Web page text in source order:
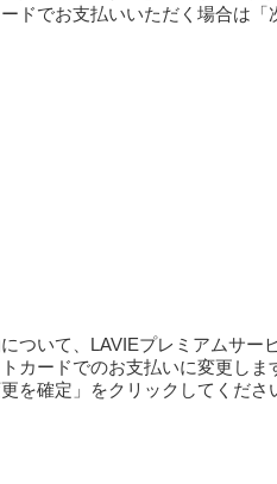
ドでお支払いいただく場合は「
ついて、LAVIEプレミアムサー
カードでのお支払いに変更しま
を確定」をクリックしてくださ